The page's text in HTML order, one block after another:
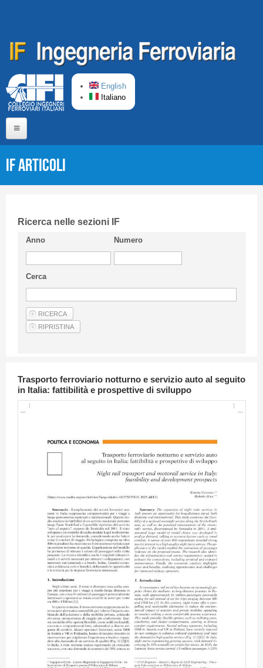
English
Italiano
CIFI in breve
Linee Guida
Privacy Policy
Articoli
IF Articoli
Ricerca nelle sezioni IF
Anno Numero
Cerca
Trasporto ferroviario notturno e servizio auto al seguito
in Italia: fattibilità e prospettive di sviluppo